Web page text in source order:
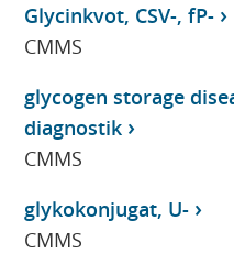
Glycinkvot, CSV-, fP-
CMMS
glycogen storage
diagnostik
CMMS
glykokonjugat, U-
CMMS